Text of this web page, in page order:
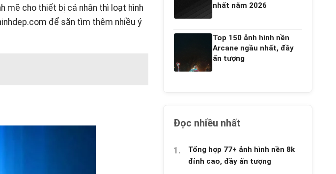
mẽ cho thiết bị cá nhân thì loạt hình
để săn tìm thêm nhiều ý
nhất năm 2026
Top 150 ảnh hình nền
Arcane ngầu nhất, đầy
ấn tượng
Đọc nhiều nhất
Tổng hợp 77+ ảnh hình nền 8k
đỉnh cao, đầy ấn tượng